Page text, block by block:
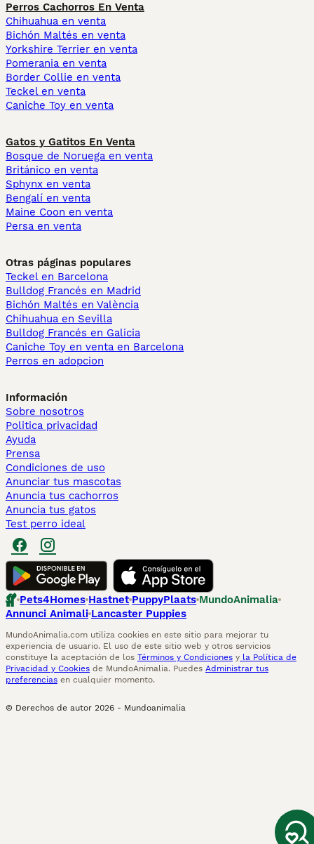
Perros Cachorros En Venta
Chihuahua en venta
Bichón Maltés en venta
Yorkshire Terrier en venta
Pomerania en venta
Border Collie en venta
Teckel en venta
Caniche Toy en venta
Gatos y Gatitos En Venta
Bosque de Noruega en venta
Británico en venta
Sphynx en venta
Bengalí en venta
Maine Coon en venta
Persa en venta
Otras páginas populares
Teckel en Barcelona
Bulldog Francés en Madrid
Bichón Maltés en València
Chihuahua en Sevilla
Bulldog Francés en Galicia
Caniche Toy en venta en Barcelona
Perros en adopcion
Información
Sobre nosotros
Politica privacidad
Ayuda
Prensa
Condiciones de uso
Anunciar tus mascotas
Anuncia tus cachorros
Anuncia tus gatos
Test perro ideal
Pets4Homes Hastnet PuppyPlaats MundoAnimalia
Annunci Animali Lancaster Puppies
MundoAnimalia.com utiliza cookies en este sitio para mejorar tu
experiencia de usuario. El uso de este sitio web y otros servicios
constituye la aceptación de los Términos y Condiciones y la Política de
Privacidad y Cookies de MundoAnimalia. Puedes Administrar tus
preferencias en cualquier momento.
© Derechos de autor 2026 - Mundoanimalia